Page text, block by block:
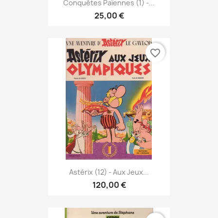
Conquêtes Païennes (1) -...
25,00 €
Astérix (12) - Aux Jeux...
120,00 €
favorite_border